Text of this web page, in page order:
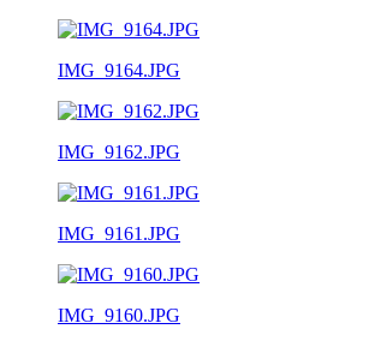
IMG_9164.JPG
IMG_9162.JPG
IMG_9161.JPG
IMG_9160.JPG